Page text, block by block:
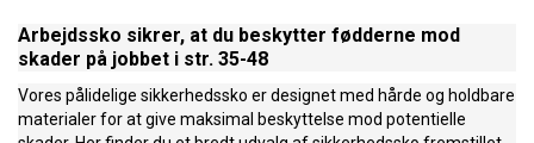
Arbejdssko sikrer, at du beskytter fødderne mod
skader på jobbet i str. 35-48
Vores pålidelige sikkerhedssko er designet med hårde og holdbare
materialer for at give maksimal beskyttelse mod potentielle